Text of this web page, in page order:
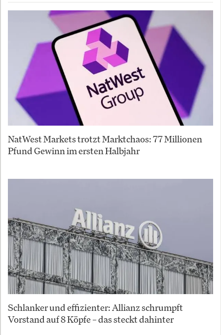
NatWest Markets trotzt Marktchaos: 77 Millionen
Pfund Gewinn im ersten Halbjahr
Schlanker und effizienter: Allianz schrumpft
Vorstand auf 8 Köpfe – das steckt dahinter